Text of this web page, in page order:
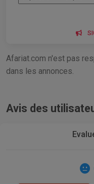
Afariat.com n'est pas
dans les annonces.
Avis des